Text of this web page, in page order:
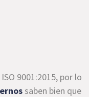
9001:2015, por lo
saben bien que